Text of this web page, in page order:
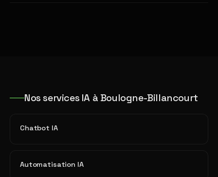
Nos services IA à Boulogne-Billancourt
Chatbot IA
Automatisation IA